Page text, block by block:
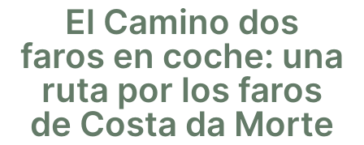
El Camino dos
faros en coche: una
ruta por los faros
de Costa da Morte